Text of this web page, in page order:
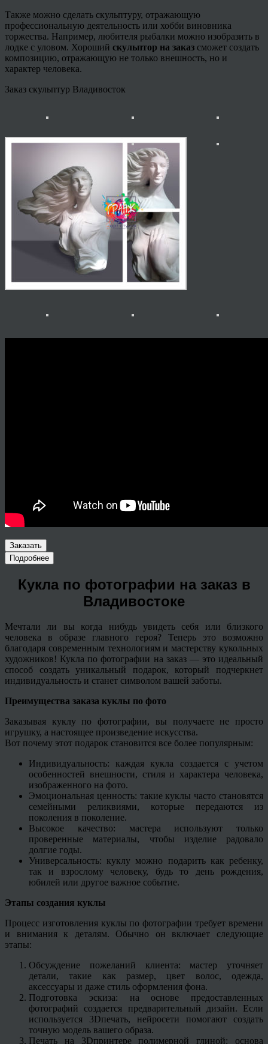
Также можно сделать скульптуру, отражающую
профессиональную деятельность или хобби виновника
торжества. Например, любителя рыбалки можно изобразить в
лодке с уловом. Хороший скульптор на заказ сможет создать
композицию, отражающую не только внешность, но и
характер человека.
Заказ скульптур Владивосток
Заказать
Подробнее
Кукла по фотографии на заказ в
Владивостоке
Мечтали ли вы когда нибудь увидеть себя или близкого
человека в образе главного героя? Теперь это возможно
благодаря современным технологиям и мастерству кукольных
художников! Кукла по фотографии на заказ — это идеальный
способ создать уникальный подарок, который подчеркнет
индивидуальность и станет символом вашей заботы.
Преимущества заказа куклы по фото
Заказывая куклу по фотографии, вы получаете не просто
игрушку, а настоящее произведение искусства.
Вот почему этот подарок становится все более популярным:
Индивидуальность: каждая кукла создается с учетом
особенностей внешности, стиля и характера человека,
изображенного на фото.
Эмоциональная ценность: такие куклы часто становятся
семейными реликвиями, которые передаются из
поколения в поколение.
Высокое качество: мастера используют только
проверенные материалы, чтобы изделие радовало
долгие годы.
Универсальность: куклу можно подарить как ребенку,
так и взрослому человеку, будь то день рождения,
юбилей или другое важное событие.
Этапы создания куклы
Процесс изготовления куклы по фотографии требует времени
и внимания к деталям. Обычно он включает следующие
этапы:
Обсуждение пожеланий клиента: мастер уточняет
детали, такие как размер, цвет волос, одежда,
аксессуары и даже стиль оформления фона.
Подготовка эскиза: на основе предоставленных
фотографий создается предварительный дизайн. Если
используется 3Dпечать, нейросети помогают создать
точную модель вашего образа.
Печать на 3Dпринтере полимерной глиной: основа